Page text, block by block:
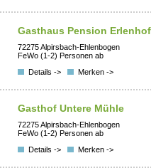
Gasthaus Pension Erlenhof
72275 Alpirsbach-Ehlenbogen
FeWo (1-2) Personen ab
Details ->
Merken ->
Gasthof Untere Mühle
72275 Alpirsbach-Ehlenbogen
FeWo (1-2) Personen ab
Details ->
Merken ->